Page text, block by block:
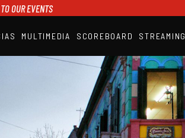
OUR EVENTS
MULTIMEDIA SCOREBOARD STREAMING